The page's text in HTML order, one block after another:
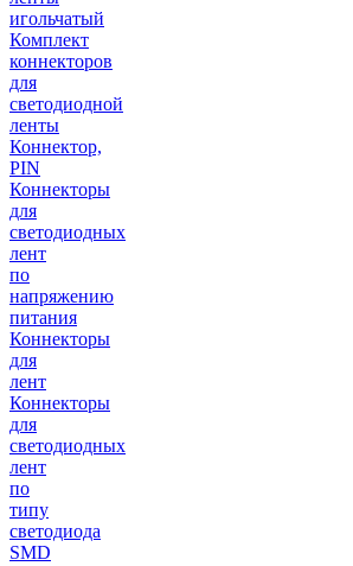
игольчатый
Комплект
коннекторов
для
светодиодной
ленты
Коннектор,
PIN
Коннекторы
для
светодиодных
лент
по
напряжению
питания
Коннекторы
для
лент
Коннекторы
для
светодиодных
лент
по
типу
светодиода
SMD